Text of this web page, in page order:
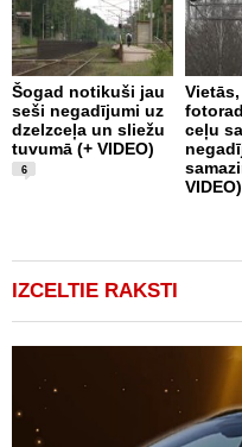
Šogad notikuši jau
seši negadījumi uz
dzelzceļa un sliežu
tuvumā (+ VIDEO)
6
ceļu
VIDEO)
IZCELTIE RAKSTI